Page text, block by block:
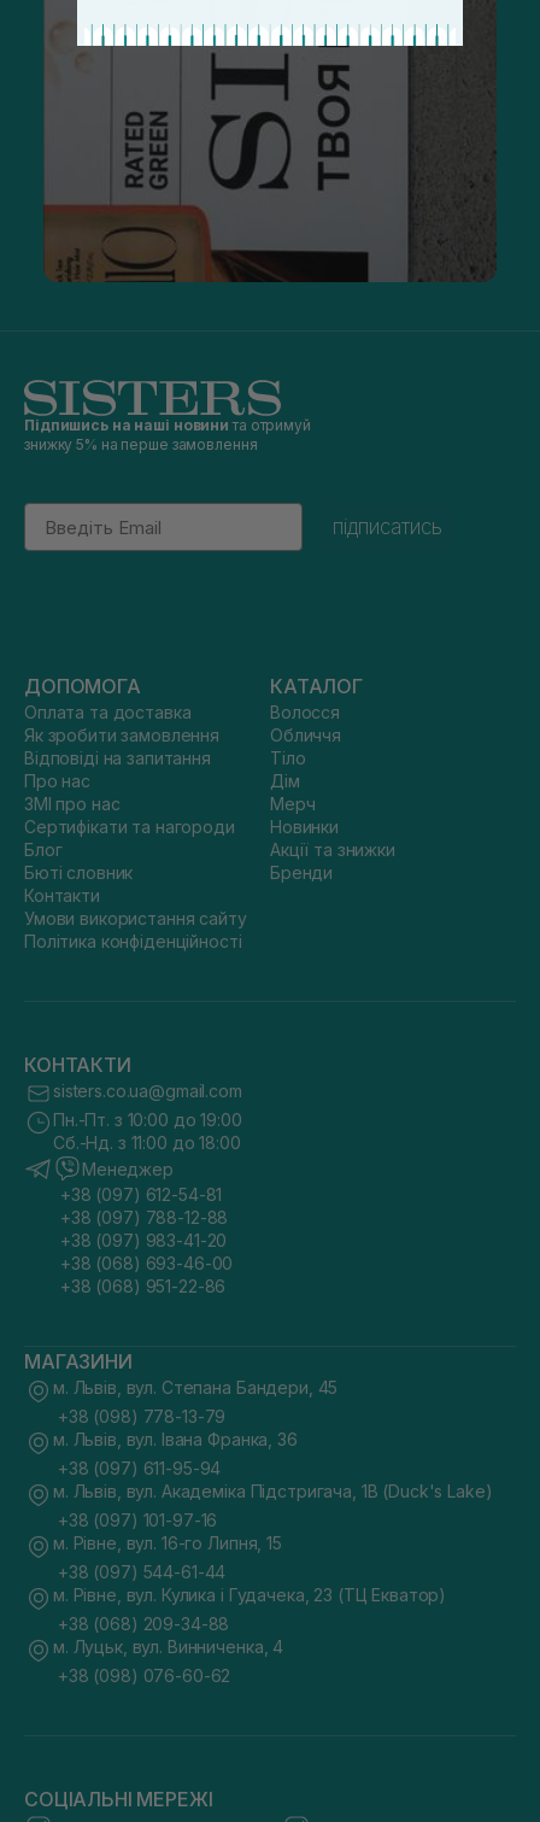
Підпишись на наші новини та отримуй
знижку 5% на перше замовлення
Email
підписатись
ДОПОМОГА
Оплата та доставка
Як зробити замовлення
Відповіді на запитання
Про нас
ЗМІ про нас
Сертифікати та нагороди
Блог
Бюті словник
Контакти
Умови використання сайту
Політика конфіденційності
КАТАЛОГ
Волосся
Обличчя
Тіло
Дім
Мерч
Новинки
Акції та знижки
Бренди
КОНТАКТИ
sisters.co.ua@gmail.com
Пн.-Пт. з 10:00 до 19:00
Сб.-Нд. з 11:00 до 18:00
Менеджер
+38 (097) 612-54-81
+38 (097) 788-12-88
+38 (097) 983-41-20
+38 (068) 693-46-00
+38 (068) 951-22-86
МАГАЗИНИ
м. Львів, вул. Степана Бандери, 45
+38 (098) 778-13-79
м. Львів, вул. Івана Франка, 36
+38 (097) 611-95-94
м. Львів, вул. Академіка Підстригача, 1В (Duck's Lake)
+38 (097) 101-97-16
м. Рівне, вул. 16-го Липня, 15
+38 (097) 544-61-44
м. Рівне, вул. Кулика і Гудачека, 23 (ТЦ Екватор)
+38 (068) 209-34-88
м. Луцьк, вул. Винниченка, 4
+38 (098) 076-60-62
СОЦІАЛЬНІ МЕРЕЖІ